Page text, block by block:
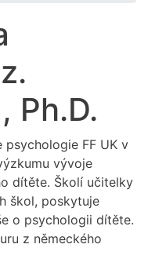
Ph.D.
psychologie FF UK v
vývoje
dítěte. Školí učitelky
škol, poskytuje
o psychologii dítěte.
z německého